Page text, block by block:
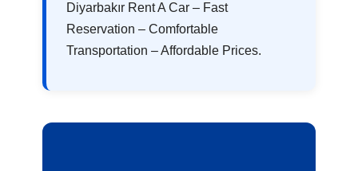
Diyarbakır Rent A Car – Fast
Reservation – Comfortable
Transportation – Affordable Prices.